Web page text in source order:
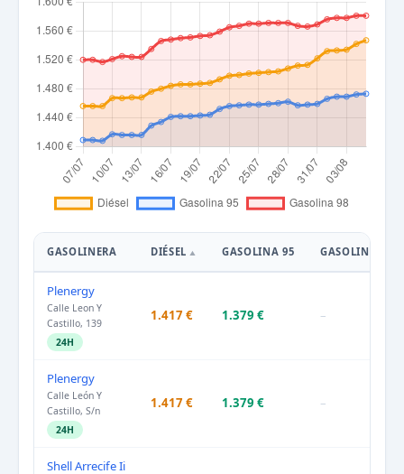
GASOLINERA DIÉSEL GASOLINA 95 GASOLINA 98
Plenergy
Calle Leon Y
Castillo, 139
24H
1.417 € 1.379 € –
Plenergy
Calle León Y
Castillo, S/n
24H
1.417 € 1.379 € –
Shell Arrecife Ii